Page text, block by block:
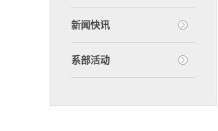
新闻快讯
系部活动